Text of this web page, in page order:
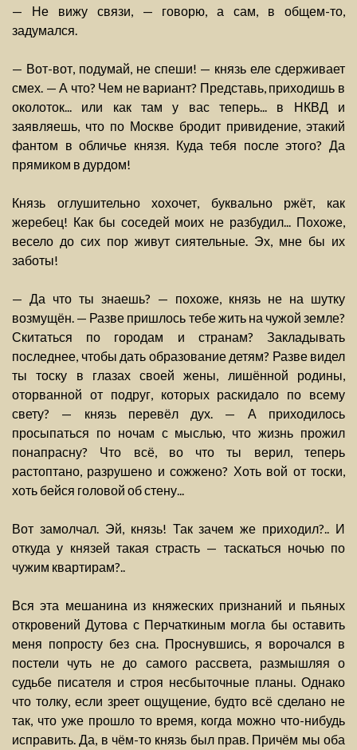
— Не вижу связи, — говорю, а сам, в общем-то,
задумался.
— Вот-вот, подумай, не спеши! — князь еле сдерживает
смех. — А что? Чем не вариант? Представь, приходишь в
околоток... или как там у вас теперь... в НКВД и
заявляешь, что по Москве бродит привидение, этакий
фантом в обличье князя. Куда тебя после этого? Да
прямиком в дурдом!
Князь оглушительно хохочет, буквально ржёт, как
жеребец! Как бы соседей моих не разбудил... Похоже,
весело до сих пор живут сиятельные. Эх, мне бы их
заботы!
— Да что ты знаешь? — похоже, князь не на шутку
возмущён. — Разве пришлось тебе жить на чужой земле?
Скитаться по городам и странам? Закладывать
последнее, чтобы дать образование детям? Разве видел
ты тоску в глазах своей жены, лишённой родины,
оторванной от подруг, которых раскидало по всему
свету? — князь перевёл дух. — А приходилось
просыпаться по ночам с мыслью, что жизнь прожил
понапрасну? Что всё, во что ты верил, теперь
растоптано, разрушено и сожжено? Хоть вой от тоски,
хоть бейся головой об стену...
Вот замолчал. Эй, князь! Так зачем же приходил?.. И
откуда у князей такая страсть — таскаться ночью по
чужим квартирам?..
Вся эта мешанина из княжеских признаний и пьяных
откровений Дутова с Перчаткиным могла бы оставить
меня попросту без сна. Проснувшись, я ворочался в
постели чуть не до самого рассвета, размышляя о
судьбе писателя и строя несбыточные планы. Однако
что толку, если зреет ощущение, будто всё сделано не
так, что уже прошло то время, когда можно что-нибудь
исправить. Да, в чём-то князь был прав. Причём мы оба